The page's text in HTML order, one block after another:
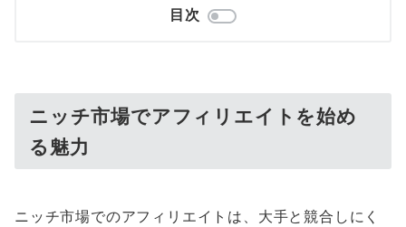
目次
ニッチ市場でアフィリエイトを始め
る魅力
ニッチ市場でのアフィリエイトは、大手と競合しにく